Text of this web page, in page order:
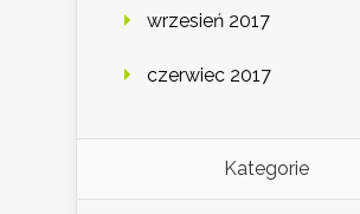
wrzesień 2017
czerwiec 2017
Kategorie